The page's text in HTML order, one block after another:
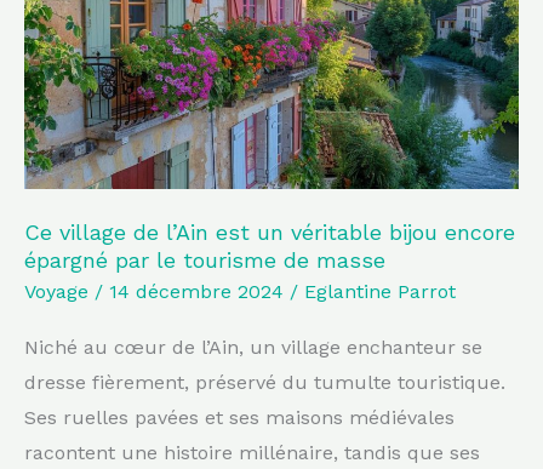
Ce village de l’Ain est un véritable bijou encore
épargné par le tourisme de masse
Voyage / 14 décembre 2024 / Eglantine Parrot
Niché au cœur de l’Ain, un village enchanteur se
dresse fièrement, préservé du tumulte touristique.
Ses ruelles pavées et ses maisons médiévales
racontent une histoire millénaire, tandis que ses
est
un
véritable
bijou
encore
épargné
par
le
tourisme